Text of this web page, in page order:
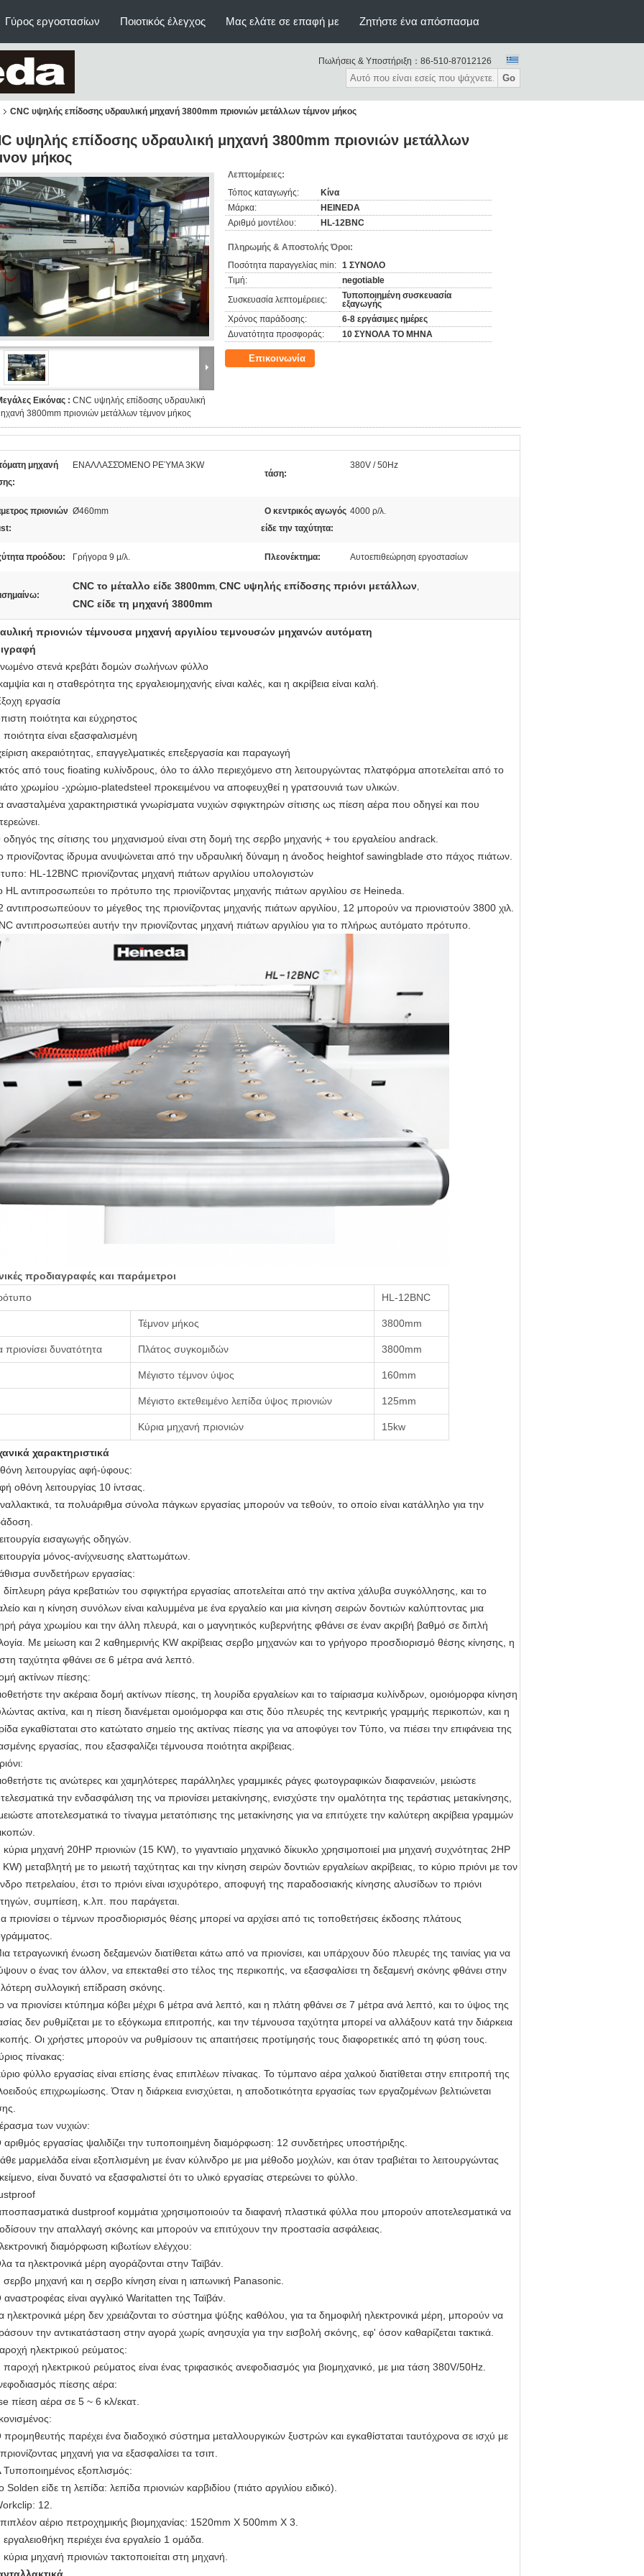
Γύρος εργοστασίων Ποιοτικός έλεγχος Μας ελάτε σε επαφή με Ζητήστε ένα απόσπασμα
Πωλήσεις & Υποστήριξη： 86-510-87012126
Go
CNC υψηλής επίδοσης υδραυλική μηχανή 3800mm πριονιών μετάλλων τέμνον μήκος
υψηλής επίδοσης υδραυλική μηχανή 3800mm πριονιών μετάλλων
μήκος
Εικόνας : CNC υψηλής επίδοσης υδραυλική
3800mm πριονιών μετάλλων τέμνον μήκος
Λεπτομέρειες:
Τόπος καταγωγής:
Κίνα
Μάρκα:
HEINEDA
Αριθμό μοντέλου:
HL-12BNC
Πληρωμής & Αποστολής Όροι:
Ποσότητα παραγγελίας min: 1 ΣΥΝΟΛΟ
Τιμή:
negotiable
Συσκευασία λεπτομέρειες:
Τυποποιημένη συσκευασία
εξαγωγής
Χρόνος παράδοσης:
6-8 εργάσιμες ημέρες
Δυνατότητα προσφοράς:
10 ΣΥΝΟΛΑ ΤΟ ΜΗΝΑ
Επικοινωνία
μηχανή
ΕΝΑΛΛΑΣΣΌΜΕΝΟ ΡΕΎΜΑ 3KW
τάση:
380V / 50Hz
πριονιών Ø460mm
Ο κεντρικός αγωγός
είδε την ταχύτητα:
4000 ρ/λ.
προόδου: Γρήγορα 9 μ/λ. Πλεονέκτημα: Αυτοεπιθεώρηση εργοστασίων
CNC το μέταλλο είδε 3800mm, CNC υψηλής επίδοσης πριόνι μετάλλων,
CNC είδε τη μηχανή 3800mm
πριονιών τέμνουσα μηχανή αργιλίου τεμνουσών μηχανών αυτόματη
στενά κρεβάτι δομών σωλήνων φύλλο
και η σταθερότητα της εργαλειομηχανής είναι καλές, και η ακρίβεια είναι καλή.
εργασία
ποιότητα και εύχρηστος
είναι εξασφαλισμένη
ακεραιότητας, επαγγελματικές επεξεργασία και παραγωγή
από τους fioating κυλίνδρους, όλο το άλλο περιεχόμενο στη λειτουργώντας πλατφόρμα αποτελείται από το
χρωμίου -χρώμιο-platedsteel προκειμένου να αποφευχθεί η γρατσουνιά των υλικών.
ανασταλμένα χαρακτηριστικά γνωρίσματα νυχιών σφιγκτηρών σίτισης ως πίεση αέρα που οδηγεί και που
της σίτισης του μηχανισμού είναι στη δομή της σερβο μηχανής + του εργαλείου andrack.
πριονίζοντας ίδρυμα ανυψώνεται από την υδραυλική δύναμη η άνοδος heightof sawingblade στο πάχος πιάτων.
HL-12BNC πριονίζοντας μηχανή πιάτων αργιλίου υπολογιστών
αντιπροσωπεύει το πρότυπο της πριονίζοντας μηχανής πιάτων αργιλίου σε Heineda.
το μέγεθος της πριονίζοντας μηχανής πιάτων αργιλίου, 12 μπορούν να πριονιστούν 3800 χιλ.
αντιπροσωπεύει αυτήν την πριονίζοντας μηχανή πιάτων αργιλίου για το πλήρως αυτόματο πρότυπο.
προδιαγραφές και παράμετροι
HL-12BNC
Τέμνον μήκος 3800mm
πριονίσει δυνατότητα Πλάτος συγκομιδών 3800mm
Μέγιστο τέμνον ύψος 160mm
Μέγιστο εκτεθειμένο λεπίδα ύψος πριονιών 125mm
Κύρια μηχανή πριονιών 15kw
χαρακτηριστικά
λειτουργίας αφή-ύφους:
οθόνη λειτουργίας 10 ίντσας.
τα πολυάριθμα σύνολα πάγκων εργασίας μπορούν να τεθούν, το οποίο είναι κατάλληλο για την
εισαγωγής οδηγών.
μόνος-ανίχνευσης ελαττωμάτων.
συνδετήρων εργασίας:
ράγα κρεβατιών του σφιγκτήρα εργασίας αποτελείται από την ακτίνα χάλυβα συγκόλλησης, και το
και η κίνηση συνόλων είναι καλυμμένα με ένα εργαλείο και μια κίνηση σειρών δοντιών καλύπτοντας μια
ράγα χρωμίου και την άλλη πλευρά, και ο μαγνητικός κυβερνήτης φθάνει σε έναν ακριβή βαθμό σε διπλή
Με μείωση και 2 καθημερινής KW ακρίβειας σερβο μηχανών και το γρήγορο προσδιορισμό θέσης κίνησης, η
ταχύτητα φθάνει σε 6 μέτρα ανά λεπτό.
ακτίνων πίεσης:
την ακέραια δομή ακτίνων πίεσης, τη λουρίδα εργαλείων και το ταίριασμα κυλίνδρων, ομοιόμορφα κίνηση
ακτίνα, και η πίεση διανέμεται ομοιόμορφα και στις δύο πλευρές της κεντρικής γραμμής περικοπών, και η
εγκαθίσταται στο κατώτατο σημείο της ακτίνας πίεσης για να αποφύγει τον Τύπο, να πιέσει την επιφάνεια της
εργασίας, που εξασφαλίζει τέμνουσα ποιότητα ακρίβειας.
τις ανώτερες και χαμηλότερες παράλληλες γραμμικές ράγες φωτογραφικών διαφανειών, μειώστε
την ενδασφάλιση της να πριονίσει μετακίνησης, ενισχύστε την ομαλότητα της τεράστιας μετακίνησης,
αποτελεσματικά το τίναγμα μετατόπισης της μετακίνησης για να επιτύχετε την καλύτερη ακρίβεια γραμμών
μηχανή 20HP πριονιών (15 KW), το γιγαντιαίο μηχανικό δίκυκλο χρησιμοποιεί μια μηχανή συχνότητας 2HP
μεταβλητή με το μειωτή ταχύτητας και την κίνηση σειρών δοντιών εργαλείων ακρίβειας, το κύριο πριόνι με τον
πετρελαίου, έτσι το πριόνι είναι ισχυρότερο, αποφυγή της παραδοσιακής κίνησης αλυσίδων το πριόνι
συμπίεση, κ.λπ. που παράγεται.
πριονίσει ο τέμνων προσδιορισμός θέσης μπορεί να αρχίσει από τις τοποθετήσεις έκδοσης πλάτους
τετραγωνική ένωση δεξαμενών διατίθεται κάτω από να πριονίσει, και υπάρχουν δύο πλευρές της ταινίας για να
ο ένας τον άλλον, να επεκταθεί στο τέλος της περικοπής, να εξασφαλίσει τη δεξαμενή σκόνης φθάνει στην
συλλογική επίδραση σκόνης.
να πριονίσει κτύπημα κόβει μέχρι 6 μέτρα ανά λεπτό, και η πλάτη φθάνει σε 7 μέτρα ανά λεπτό, και το ύψος της
δεν ρυθμίζεται με το εξόγκωμα επιτροπής, και την τέμνουσα ταχύτητα μπορεί να αλλάξουν κατά την διάρκεια
Οι χρήστες μπορούν να ρυθμίσουν τις απαιτήσεις προτίμησής τους διαφορετικές από τη φύση τους.
πίνακας:
φύλλο εργασίας είναι επίσης ένας επιπλέων πίνακας. Το τύμπανο αέρα χαλκού διατίθεται στην επιτροπή της
επιχρωμίωσης. Όταν η διάρκεια ενισχύεται, η αποδοτικότητα εργασίας των εργαζομένων βελτιώνεται
των νυχιών:
εργασίας ψαλιδίζει την τυποποιημένη διαμόρφωση: 12 συνδετήρες υποστήριξης.
μαρμελάδα είναι εξοπλισμένη με έναν κύλινδρο με μια μέθοδο μοχλών, και όταν τραβιέται το λειτουργώντας
είναι δυνατό να εξασφαλιστεί ότι το υλικό εργασίας στερεώνει το φύλλο.
dustproof κομμάτια χρησιμοποιούν τα διαφανή πλαστικά φύλλα που μπορούν αποτελεσματικά να
την απαλλαγή σκόνης και μπορούν να επιτύχουν την προστασία ασφάλειας.
διαμόρφωση κιβωτίων ελέγχου:
τα ηλεκτρονικά μέρη αγοράζονται στην Ταϊβάν.
μηχανή και η σερβο κίνηση είναι η ιαπωνική Panasonic.
είναι αγγλικό Waritatten της Ταϊβάν.
ηλεκτρονικά μέρη δεν χρειάζονται το σύστημα ψύξης καθόλου, για τα δημοφιλή ηλεκτρονικά μέρη, μπορούν να
την αντικατάσταση στην αγορά χωρίς ανησυχία για την εισβολή σκόνης, εφ' όσον καθαρίζεται τακτικά.
ηλεκτρικού ρεύματος:
ηλεκτρικού ρεύματος είναι ένας τριφασικός ανεφοδιασμός για βιομηχανικό, με μια τάση 380V/50Hz.
πίεσης αέρα:
πίεση αέρα σε 5 ~ 6 κλ/εκατ.
παρέχει ένα διαδοχικό σύστημα μεταλλουργικών ξυστρών και εγκαθίσταται ταυτόχρονα σε ισχύ με
μηχανή για να εξασφαλίσει τα τσιπ.
εξοπλισμός:
Solden είδε τη λεπίδα: λεπίδα πριονιών καρβιδίου (πιάτο αργιλίου ειδικό).
12.
αέριο πετροχημικής βιομηχανίας: 1520mm X 500mm X 3.
περιέχει ένα εργαλείο 1 ομάδα.
μηχανή πριονιών τακτοποιείται στη μηχανή.